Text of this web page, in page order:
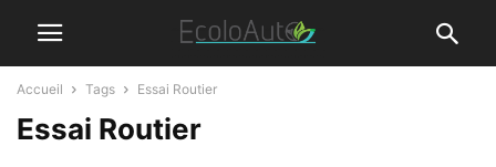
Accueil Tags Essai Routier
Essai Routier